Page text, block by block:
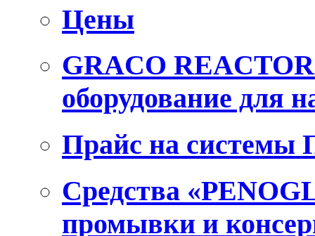
Цены
GRACO
оборудование для
Прайс на
Средства
промывки и